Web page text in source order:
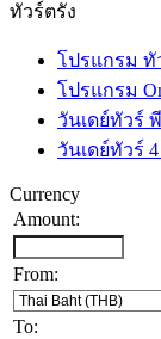
ทัวร์ตรัง
โปรแกรม ทั
โปรแกรม
วันเดย์ทัวร์
วันเดย์ทัวร์
Currency
Amount:
From:
To: